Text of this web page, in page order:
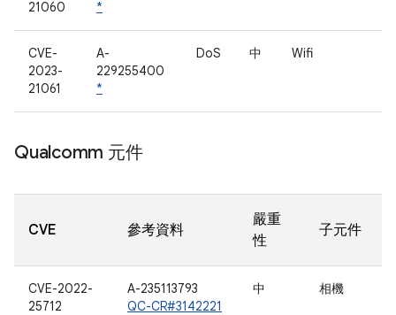
21060 *
CVE-
2023-
21061
A-
229255400
*
DoS 中 Wifi
Qualcomm 元件
CVE 參考資料
嚴重
性
子元件
CVE-2022-
25712
A-235113793
QC-CR#3142221
中 相機